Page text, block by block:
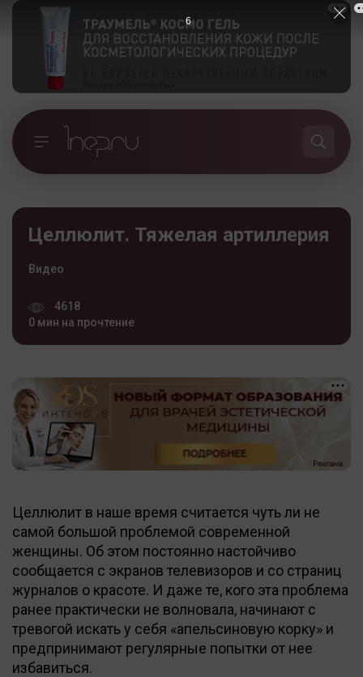
Целлюлит. Тяжелая артиллерия
Видео
4618
0 мин на прочтение
Целлюлит в наше время считается чуть ли не
самой большой проблемой современной
женщины. Об этом постоянно настойчиво
сообщается с экранов телевизоров и со страниц
журналов о красоте. И даже те, кого эта проблема
ранее практически не волновала, начинают с
тревогой искать у себя «апельсиновую корку» и
предпринимают регулярные попытки от нее
избавиться.
5